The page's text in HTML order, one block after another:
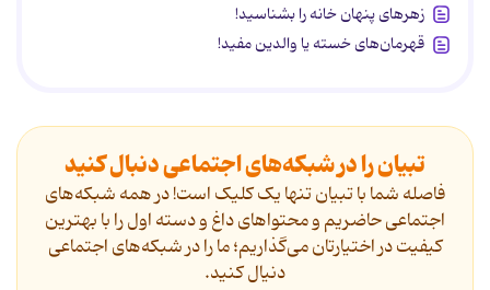
زهرهای پنهان خانه را بشناسید!
قهرمان‌های خسته یا والدین مفید!
تبیان را در شبکه‌های اجتماعی دنبال کنید
فاصله شما با تبیان تنها یک کلیک است! در همه شبکه‌های
اجتماعی حاضریم و محتواهای داغ و دسته اول را با بهترین
کیفیت در اختیارتان می‌گذاریم؛ ما را در شبکه‌های اجتماعی
دنیال کنید.